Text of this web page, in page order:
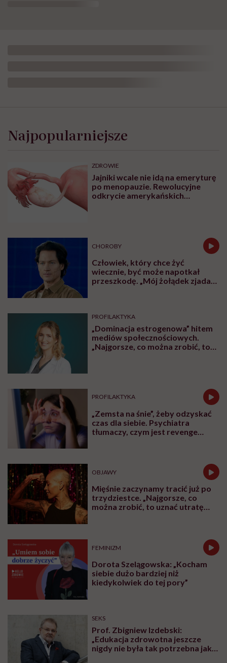
Najpopularniejsze
ZDROWIE
Jajniki wcale nie idą na emeryturę
po menopauzie. Rewolucyjne
odkrycie amerykańskich
CHOROBY
Człowiek, który chce żyć
wiecznie, być może napotkał
przeszkodę. „Mój żołądek zjada
PROFILAKTYKA
„Dominacja estrogenowa” hitem
mediów społecznościowych.
„Najgorsze, co można zrobić, to
PROFILAKTYKA
„Zemsta na śnie”, żeby odzyskać
czas dla siebie. Psychiatra
tłumaczy, czym jest revenge
OBJAWY
Mięśnie zaczynamy tracić już po
trzydziestce. „Najgorsze, co
można zrobić, to uznać utratę
FEMINIZM
Dorota Szelągowska: „Kocham
siebie dużo bardziej niż
kiedykolwiek do tej pory”
SEKS
Prof. Zbigniew Izdebski:
„Edukacja zdrowotna jeszcze
nigdy nie była tak potrzebna jak